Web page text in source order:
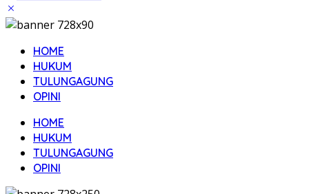
HOME
HUKUM
TULUNGAGUNG
OPINI
HOME
HUKUM
TULUNGAGUNG
OPINI